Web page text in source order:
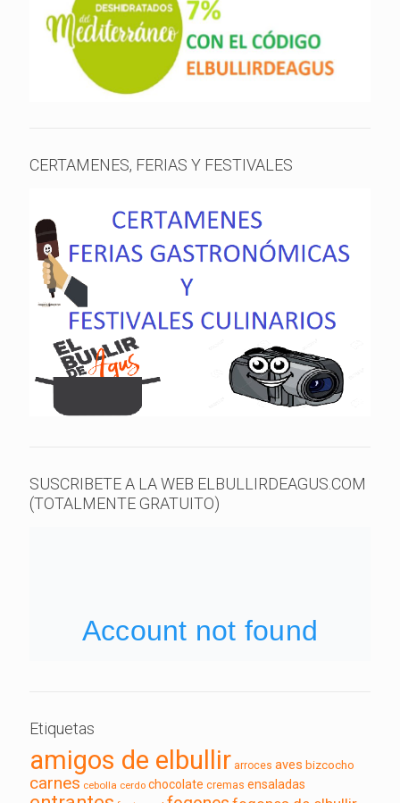
CERTAMENES, FERIAS Y FESTIVALES
SUSCRIBETE A LA WEB ELBULLIRDEAGUS.COM
(TOTALMENTE GRATUITO)
Etiquetas
amigos de elbullir arroces aves bizcocho
carnes cebolla cerdo chocolate cremas ensaladas